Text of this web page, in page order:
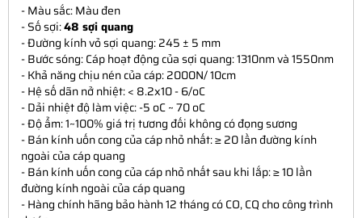
- Màu sắc: Màu đen
- Số sợi:48 sợi quang
- Đường kính vỏ sợi quang: 245 ± 5 mm
- Bước sóng: Cáp hoạt động của sợi quang: 1310nm và 1550nm
- Khả năng chịu nén của cáp: 2000N/ 10cm
- Hệ số dãn nở nhiệt: < 8.2x10 - 6/oC
- Dải nhiệt độ làm việc: -5 oC ~ 70 oC
- Độ ẩm: 1~100% giá trị tương đối không có đọng sương
- Bán kính uốn cong của cáp nhỏ nhất: ≥ 20 lần đường kính
ngoài của cáp quang
- Bán kính uốn cong của cáp nhỏ nhất sau khi lắp: ≥ 10 lần
đường kính ngoài của cáp quang
- Hàng chính hãng bảo hành 12 tháng có CO, CQ cho công trình